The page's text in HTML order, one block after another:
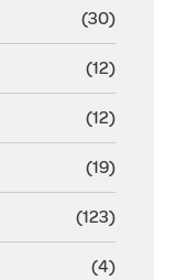
(30)
(12)
(12)
(19)
(123)
(4)